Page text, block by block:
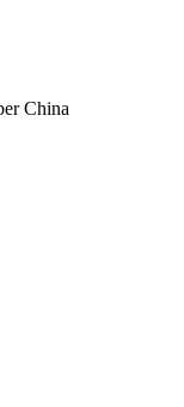
China